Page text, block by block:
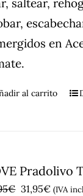
saltear,
en
al carrito
Pradolivo
€ El
31,95€El(IVA